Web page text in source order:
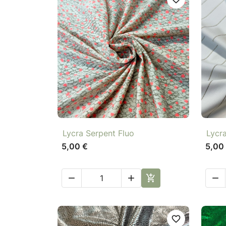
Aperçu rapide
Lycra Serpent Fluo
5,00 €
  
5,00

favorite_border